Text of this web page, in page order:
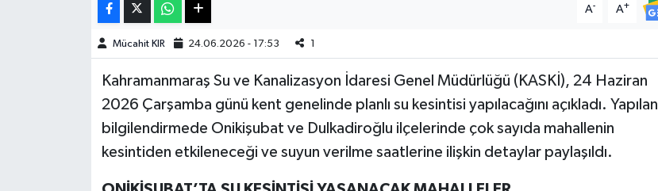
A- A+
Mücahit KIR 24.06.2026 - 17:53 1
Kahramanmaraş Su ve Kanalizasyon İdaresi Genel Müdürlüğü (KASKİ), 24 Haziran
2026 Çarşamba günü kent genelinde planlı su kesintisi yapılacağını açıkladı. Yapılan
bilgilendirmede Onikişubat ve Dulkadiroğlu ilçelerinde çok sayıda mahallenin
kesintiden etkileneceği ve suyun verilme saatlerine ilişkin detaylar paylaşıldı.
SürManşet
Teknoloji
KAHRAMANMARAŞ